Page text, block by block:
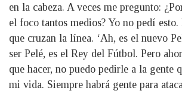
en la cabeza. A veces me pregunto:
el foco tantos medios? Yo no pedí
que cruzan la línea. ‘Ah, es el nuevo
ser Pelé, es el Rey del Fútbol. Pero
que hacer, no puedo pedirle a la gente
mi vida. Siempre habrá gente para